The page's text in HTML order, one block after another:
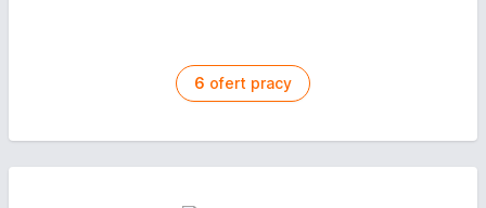
6 ofert pracy